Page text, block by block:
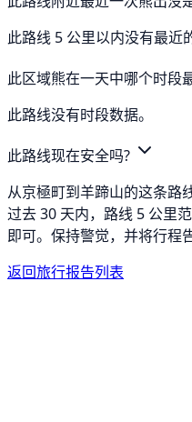
此路线 5 公里以内没有最近
此区域熊在一天中哪个时段
此路线没有时段数据。
此路线现在安全吗?
从京極町到羊蹄山的这条路
过去 30 天内，路线 5 公里
即可。保持警觉，并将行程
返回旅行报告列表